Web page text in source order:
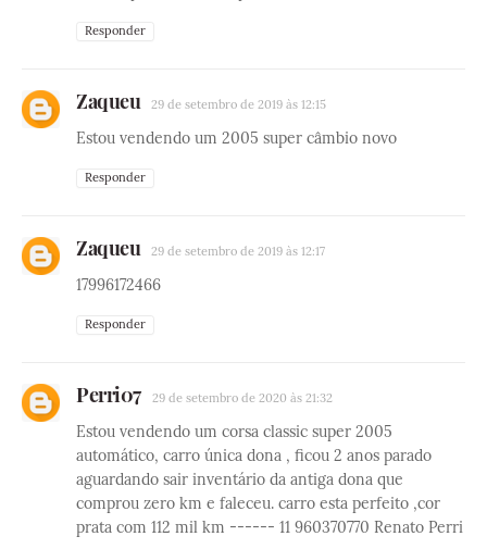
Responder
Zaqueu 29 de setembro de 2019 às 12:15
Estou vendendo um 2005 super câmbio novo
Responder
Zaqueu 29 de setembro de 2019 às 12:17
17996172466
Responder
Perri07 29 de setembro de 2020 às 21:32
Estou vendendo um corsa classic super 2005
automático, carro única dona , ficou 2 anos parado
aguardando sair inventário da antiga dona que
comprou zero km e faleceu. carro esta perfeito ,cor
prata com 112 mil km ------ 11 960370770 Renato Perri